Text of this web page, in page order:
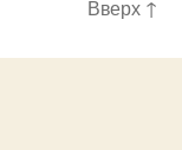
Вверх ↑